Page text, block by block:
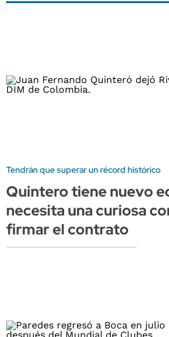
Tendrán que superar un récord histórico
Quintero tiene nuevo
necesita una curiosa
firmar el contrato